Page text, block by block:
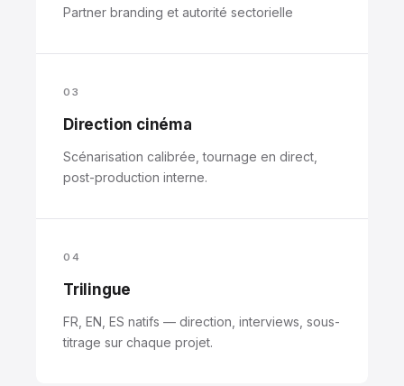
Partner branding et autorité sectorielle
03
Direction cinéma
Scénarisation calibrée, tournage en direct,
post-production interne.
04
Trilingue
FR, EN, ES natifs — direction, interviews, sous-
titrage sur chaque projet.